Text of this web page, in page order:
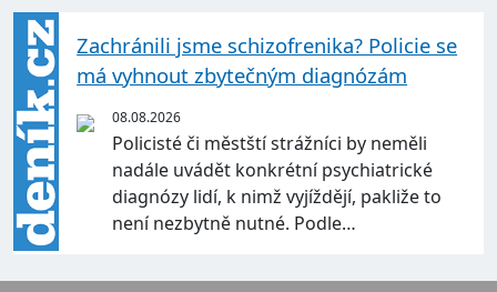
Zachránili jsme schizofrenika? Policie se
má vyhnout zbytečným diagnózám
08.08.2026
Policisté či městští strážníci by neměli
nadále uvádět konkrétní psychiatrické
diagnózy lidí, k nimž vyjíždějí, pakliže to
není nezbytně nutné. Podle…